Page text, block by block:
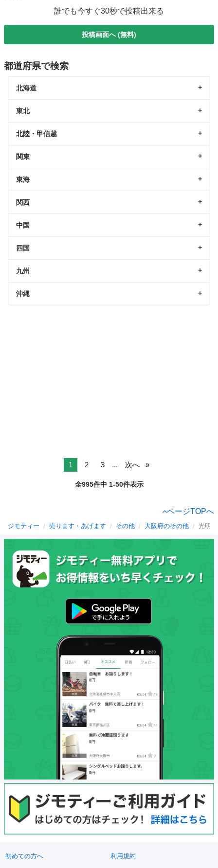
誰でも今すぐ30秒で投稿出来る
投稿画面へ (無料)
都道府県で検索
北海道
東北
北陸・甲信越
関東
東海
関西
中国
四国
九州
沖縄
1 2 3 ... 次へ
全995件中 1-50件表示
ページTOPへ
ジモティー 売ります・あげます その他 大阪府のその他 光明
初めての方へ 利用規約